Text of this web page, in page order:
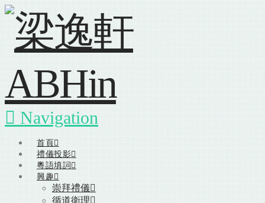
Navigation
首頁
禮儀投影
粵語填詞
興趣
崇拜禮儀
循道衛理